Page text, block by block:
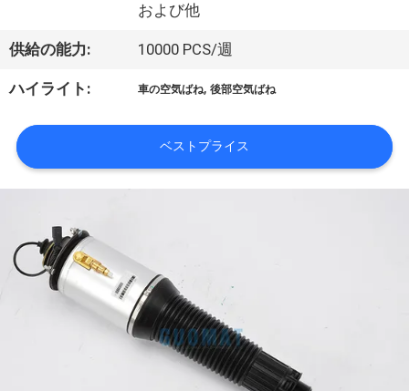
工
旅
行
品
および他
供給の能力: 10000 PCS/週
ハイライト: 車の空気ばね,後部空気ばね
ベストプライス